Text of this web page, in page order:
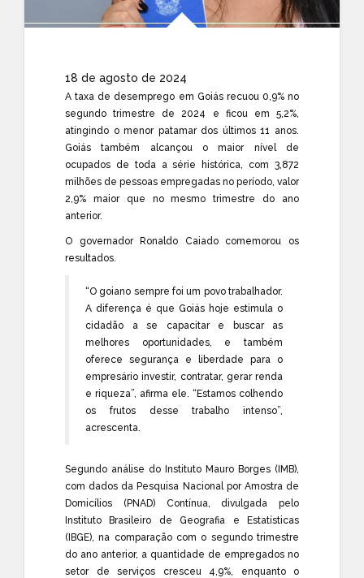
18 de agosto de 2024
A taxa de desemprego em Goiás recuou 0,9% no
segundo trimestre de 2024 e ficou em 5,2%,
atingindo o menor patamar dos últimos 11 anos.
Goiás também alcançou o maior nível de
ocupados de toda a série histórica, com 3,872
milhões de pessoas empregadas no período, valor
2,9% maior que no mesmo trimestre do ano
anterior.
O governador Ronaldo Caiado comemorou os
resultados.
“O goiano sempre foi um povo trabalhador.
A diferença é que Goiás hoje estimula o
cidadão a se capacitar e buscar as
melhores oportunidades, e também
oferece segurança e liberdade para o
empresário investir, contratar, gerar renda
e riqueza”, afirma ele. “Estamos colhendo
os frutos desse trabalho intenso”,
acrescenta.
Segundo análise do Instituto Mauro Borges (IMB),
com dados da Pesquisa Nacional por Amostra de
Domicílios (PNAD) Contínua, divulgada pelo
Instituto Brasileiro de Geografia e Estatísticas
(IBGE), na comparação com o segundo trimestre
do ano anterior, a quantidade de empregados no
setor de serviços cresceu 4,9%, enquanto o